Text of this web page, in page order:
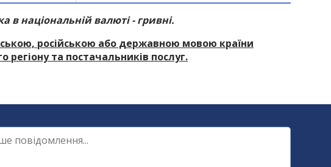
в національній валюті - гривні.
російською або державною мовою країни
та постачальників послуг.